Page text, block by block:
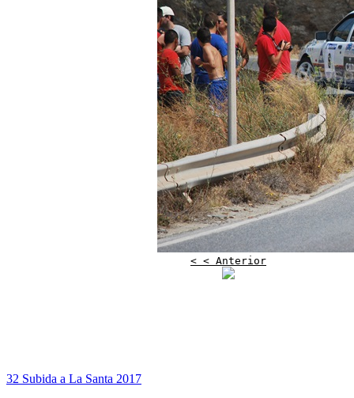
< < Anterior
32 Subida a La Santa 2017